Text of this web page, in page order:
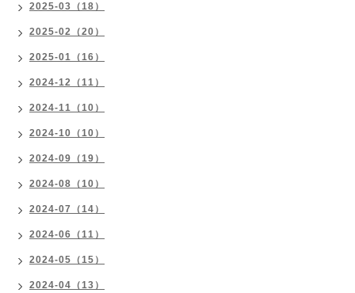
2025-03（18）
2025-02（20）
2025-01（16）
2024-12（11）
2024-11（10）
2024-10（10）
2024-09（19）
2024-08（10）
2024-07（14）
2024-06（11）
2024-05（15）
2024-04（13）